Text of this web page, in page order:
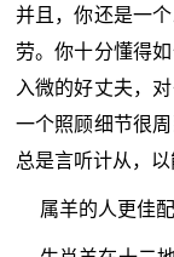
并且，你还是一
劳。你十分懂得
入微的好丈夫，
一个照顾细节很
总是言听计从，
属羊的人更佳配